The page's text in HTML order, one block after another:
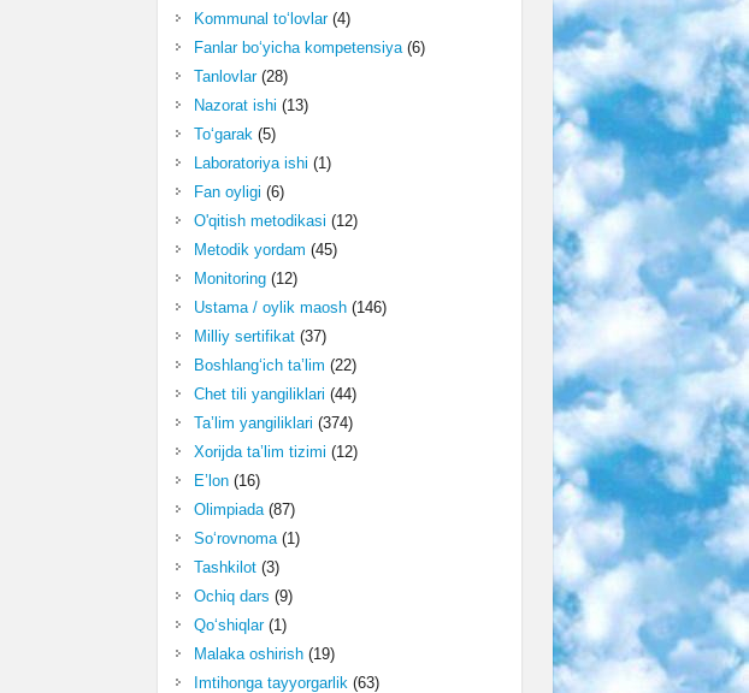
Kommunal to‘lovlar(4)
Fanlar bo‘yicha kompetensiya(6)
Tanlovlar(28)
Nazorat ishi (13)
To‘garak(5)
Laboratoriya ishi (1)
Fan oyligi (6)
O'qitish metodikasi (12)
Metodik yordam (45)
Monitoring(12)
Ustama / oylik maosh(146)
Milliy sertifikat(37)
Boshlang‘ich ta’lim (22)
Chet tili yangiliklari (44)
Ta’lim yangiliklari (374)
Xorijda ta’lim tizimi (12)
E’lon(16)
Olimpiada(87)
So‘rovnoma(1)
Tashkilot(3)
Ochiq dars (9)
Qo‘shiqlar(1)
Malaka oshirish(19)
Imtihonga tayyorgarlik(63)